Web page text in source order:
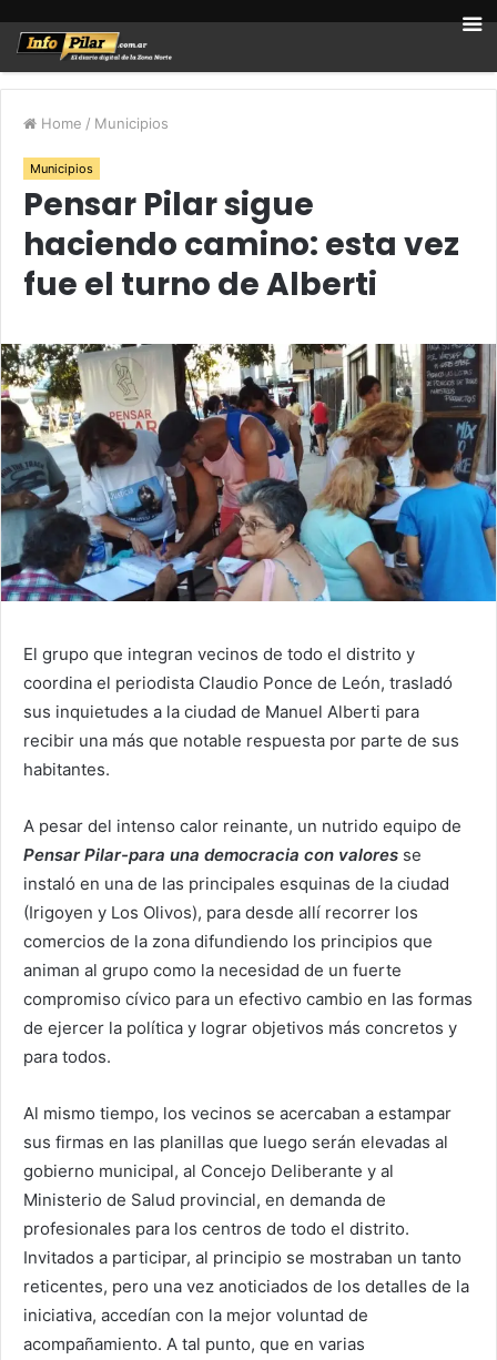
Home / Municipios
Municipios
Pensar Pilar sigue
haciendo camino: esta vez
fue el turno de Alberti
El grupo que integran vecinos de todo el distrito y
coordina el periodista Claudio Ponce de León, trasladó
sus inquietudes a la ciudad de Manuel Alberti para
recibir una más que notable respuesta por parte de sus
habitantes.
A pesar del intenso calor reinante, un nutrido equipo de
Pensar Pilar-para una democracia con valores se
instaló en una de las principales esquinas de la ciudad
(Irigoyen y Los Olivos), para desde allí recorrer los
comercios de la zona difundiendo los principios que
animan al grupo como la necesidad de un fuerte
compromiso cívico para un efectivo cambio en las formas
de ejercer la política y lograr objetivos más concretos y
para todos.
Al mismo tiempo, los vecinos se acercaban a estampar
sus firmas en las planillas que luego serán elevadas al
gobierno municipal, al Concejo Deliberante y al
Ministerio de Salud provincial, en demanda de
profesionales para los centros de todo el distrito.
Invitados a participar, al principio se mostraban un tanto
reticentes, pero una vez anoticiados de los detalles de la
iniciativa, accedían con la mejor voluntad de
acompañamiento. A tal punto, que en varias